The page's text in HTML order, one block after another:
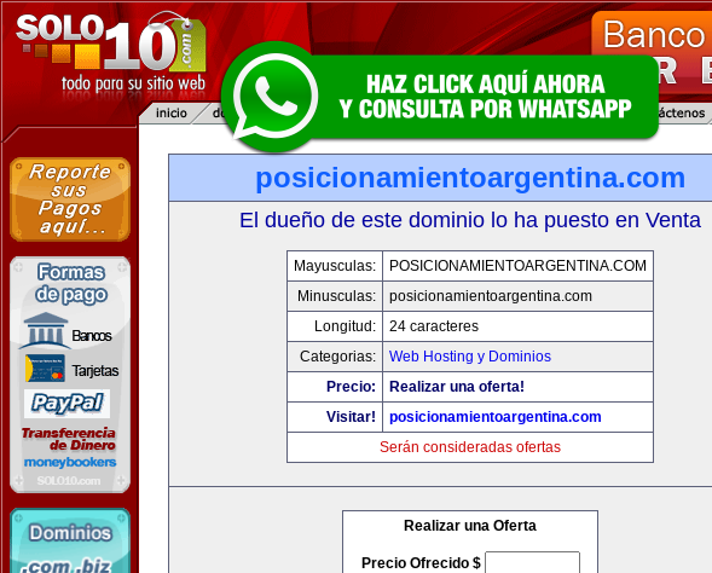
posicionamientoargentina.com
El dueño de este dominio lo ha puesto en Venta
Mayusculas:
POSICIONAMIENTOARGENTINA.COM
Minusculas:
posicionamientoargentina.com
Longitud:
24 caracteres
Categorias:
Web Hosting y Dominios
Precio:
Realizar una oferta!
Visitar!
posicionamientoargentina.com
Serán consideradas ofertas
Realizar una Oferta
Precio Ofrecido $